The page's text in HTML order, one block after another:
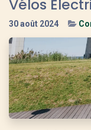
Vélos
30 août 2024